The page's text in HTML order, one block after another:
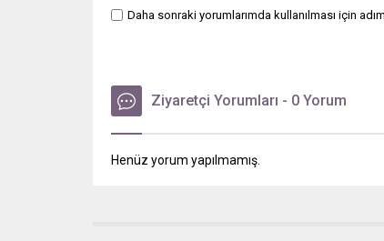
Daha sonraki yorumlarımda kullanılması için
Ziyaretçi Yorumları - 0 Yorum
Henüz yorum yapılmamış.